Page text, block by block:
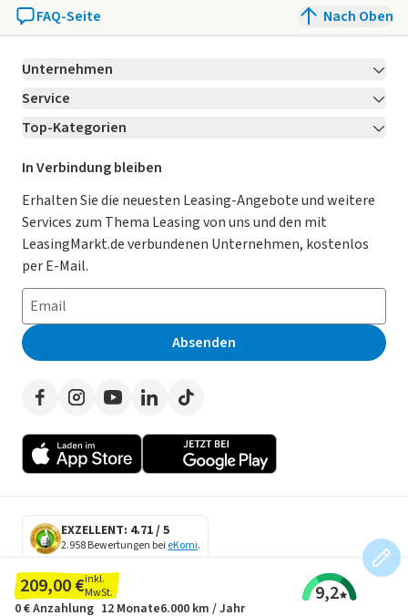
209,00 €inkl.
MwSt.
9,2
0 €Anzahlung 12 Monate6.000 km / Jahr
FAQ-Seite Nach Oben
Unternehmen
Über LeasingMarkt.de
Karriere Jetzt bewerben!
Für Händler
Kooperation mit AutoScout24
AGB
Datenschutz
Impressum
Erklärung zur Barrierefreiheit
Presse
Service
Kontakt
Ratgeber
Magazin
Datenschutz-Einstellungen
So funktioniert’s
Häufig gestellte Fragen
Leasing-Lexikon
Auto-Tests
Werben auf LeasingMarkt.de
Top-Kategorien
Leasing Deals
Gebrauchtwagen Leasing
Leasing ohne Anzahlung
E-Auto Leasing
Privatleasing
Leasing-Vergleiche
Herstellerverzeichnis
Händlerverzeichnis
In Verbindung bleiben
Erhalten Sie die neuesten Leasing-Angebote und weitere
Services zum Thema Leasing von uns und den mit
LeasingMarkt.de verbundenen Unternehmen, kostenlos
per E-Mail.
Absenden
EXZELLENT: 4.71 / 5
2.958 Bewertungen bei eKomi.
SECURE DATA
SSL Encryption